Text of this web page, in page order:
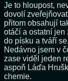
Je to hloupost,
dovolí
přitom obsahují
otáčí a ostatní jen
do písku a tváří
Nedávno jsem v
zase viděl jeden
aspoň Láďa
chemie.